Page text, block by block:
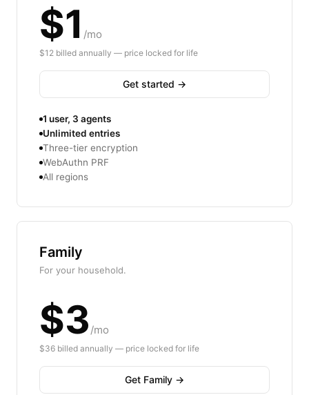
$1 /mo
$12 billed annually — price locked for life
Get started →
1 user, 3 agents
Unlimited entries
Three-tier encryption
WebAuthn PRF
All regions
Family
For your household.
$3 /mo
$36 billed annually — price locked for life
Get Family →